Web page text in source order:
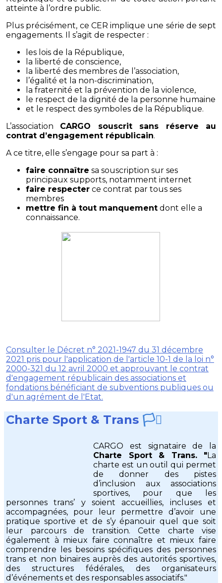
atteinte à l’ordre public.
Plus précisément, ce CER implique une série de sept
engagements. Il s’agit de respecter :
les lois de la République,
la liberté de conscience,
la liberté des membres de l’association,
l’égalité et la non-discrimination,
la fraternité et la prévention de la violence,
le respect de la dignité de la personne humaine
et le respect des symboles de la République.
L’association CARGO souscrit sans réserve au
contrat d’engagement républicain.
A ce titre, elle s’engage pour sa part à :
faire connaître sa souscription sur ses
principaux supports, notamment internet
faire respecter ce contrat par tous ses
membres
mettre fin à tout manquement dont elle a
connaissance.
Consulter le Décret n° 2021-1947 du 31 décembre
2021 pris pour l'application de l'article 10-1 de la loi n°
2000-321 du 12 avril 2000 et approuvant le contrat
d'engagement républicain des associations et
fondations bénéficiant de subventions publiques ou
d'un agrément de l'Etat.
Charte Sport & Trans 🏳️‍⚧️
CARGO est signataire de la
Charte Sport & Trans. "La
charte est un outil qui permet
de donner des pistes
d’inclusion aux associations
sportives, pour que les
personnes trans’ y soient accueillies, incluses et
accompagnées, pour leur permettre d’avoir une
pratique sportive et de s’y épanouir quel que soit
leur parcours de transition. Cette charte vise
également à mieux faire connaître et mieux faire
comprendre les besoins spécifiques des personnes
trans et non binaires auprès des autorités sportives,
des structures fédérales, des organisateurs
d’événements et des responsables associatifs."